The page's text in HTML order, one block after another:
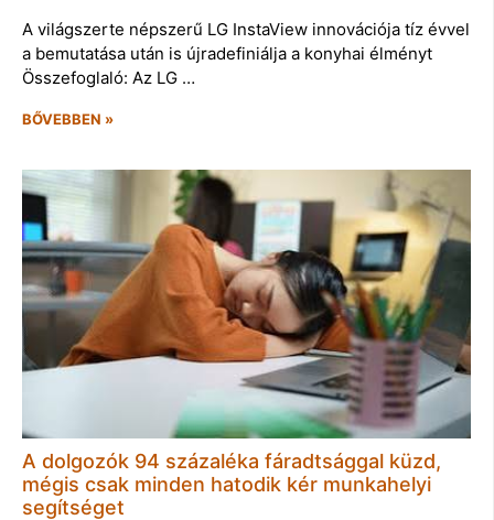
A világszerte népszerű LG InstaView innovációja tíz évvel
a bemutatása után is újradefiniálja a konyhai élményt
Összefoglaló: Az LG …
BŐVEBBEN »
A dolgozók 94 százaléka fáradtsággal küzd,
mégis csak minden hatodik kér munkahelyi
segítséget